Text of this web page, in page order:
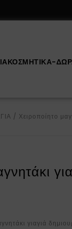
/ Χειροποίητο
γιαγιά